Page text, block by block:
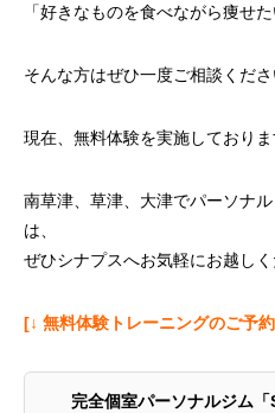
「好きなものを食べながら痩せた
そんな方はぜひ一度ご相談くださ
現在、無料体験を実施しておりま
南草津、草津、大津でパーソナ
は、
ぜひシナプスへお気軽にお越し
[↓ 無料体験トレーニングのご予
完全個室パーソナルジム「